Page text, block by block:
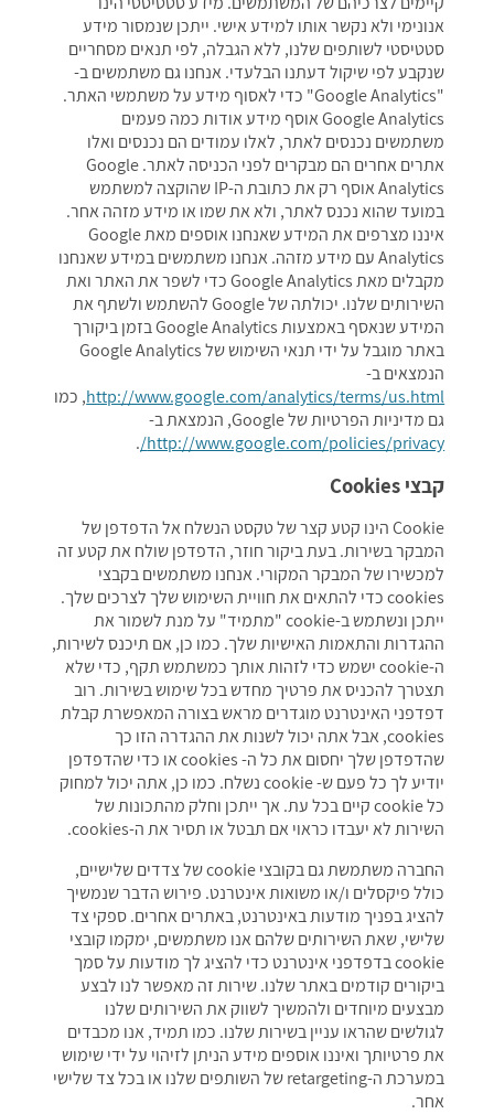
אנונימי ולא נקשר אותו למידע אישי. ייתכן שנמסור מידע
סטטיסטי לשותפים שלנו, ללא הגבלה, לפי תנאים מסחריים
שנקבע לפי שיקול דעתנו הבלעדי. אנחנו גם משתמשים ב-
"Google Analytics" כדי לאסוף מידע על משתמשי האתר.
Google Analytics אוסף מידע אודות כמה פעמים
משתמשים נכנסים לאתר, לאלו עמודים הם נכנסים ואלו
אתרים אחרים הם מבקרים לפני הכניסה לאתר. Google
Analytics אוסף רק את כתובת ה-IP שהוקצה למשתמש
במועד שהוא נכנס לאתר, ולא את שמו או מידע מזהה אחר.
איננו מצרפים את המידע שאנחנו אוספים מאת Google
Analytics עם מידע מזהה. אנחנו משתמשים במידע שאנחנו
מקבלים מאת Google Analytics כדי לשפר את האתר ואת
השירותים שלנו. יכולתה של Google להשתמש ולשתף את
המידע שנאסף באמצעות Google Analytics בזמן ביקורך
באתר מוגבל על ידי תנאי השימוש של Google Analytics
הנמצאים ב-
http://www.google.com/analytics/terms/us.html, כמו
גם מדיניות הפרטיות של Google, הנמצאת ב-
http://www.google.com/policies/privacy/
.
קבצי Cookies
Cookie הינו קטע קצר של טקסט הנשלח אל הדפדפן של
המבקר בשירות. בעת ביקור חוזר, הדפדפן שולח את קטע זה
למכשירו של המבקר המקורי. אנחנו משתמשים בקבצי
cookies כדי להתאים את חוויית השימוש שלך לצרכים שלך.
ייתכן ונשתמש ב-cookie "מתמיד" על מנת לשמור את
ההגדרות והתאמות האישיות שלך. כמו כן, אם תיכנס לשירות,
ה-cookie ישמש כדי לזהות אותך כמשתמש תקף, כדי שלא
תצטרך להכניס את פרטיך מחדש בכל שימוש בשירות. רוב
דפדפני האינטרנט מוגדרים מראש בצורה המאפשרת קבלת
cookies, אבל אתה יכול לשנות את ההגדרה הזו כך
שהדפדפן שלך יחסום את כל ה- cookies או כדי שהדפדפן
יודיע לך כל פעם ש- cookie נשלח. כמו כן, אתה יכול למחוק
כל cookie קיים בכל עת. אך ייתכן וחלק מהתכונות של
השירות לא יעבדו כראוי אם תבטל או תסיר את ה-cookies.
החברה משתמשת גם בקובצי cookie של צדדים שלישיים,
כולל פיקסלים ו/או משואות אינטרנט. פירוש הדבר שנמשיך
להציג בפניך מודעות באינטרנט, באתרים אחרים. ספקי צד
שלישי, שאת השירותים שלהם אנו משתמשים, ימקמו קובצי
cookie בדפדפני אינטרנט כדי להציג לך מודעות על סמך
ביקורים קודמים באתר שלנו. שירות זה מאפשר לנו לבצע
מבצעים מיוחדים ולהמשיך לשווק את השירותים שלנו
לגולשים שהראו עניין בשירות שלנו. כמו תמיד, אנו מכבדים
את פרטיותך ואיננו אוספים מידע הניתן לזיהוי על ידי שימוש
במערכת ה-retargeting של השותפים שלנו או בכל צד שלישי
אחר.